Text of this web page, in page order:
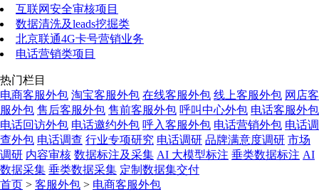
互联网安全审核项目
数据清洗及leads挖掘类
北京联通4G卡号营销业务
电话营销类项目
热门栏目
电商客服外包 淘宝客服外包 在线客服外包 线上客服外包 网店客
服外包 售后客服外包 售前客服外包 呼叫中心外包 电话客服外包
电话回访外包 电话邀约外包 呼入客服外包 电话营销外包 电话调
查外包 电话调查 行业专项研究 电话调研 品牌满意度调研 市场
调研 内容审核 数据标注及采集 AI 大模型标注 垂类数据标注 AI
数据采集 垂类数据采集 定制数据集交付
首页 > 客服外包 > 电商客服外包